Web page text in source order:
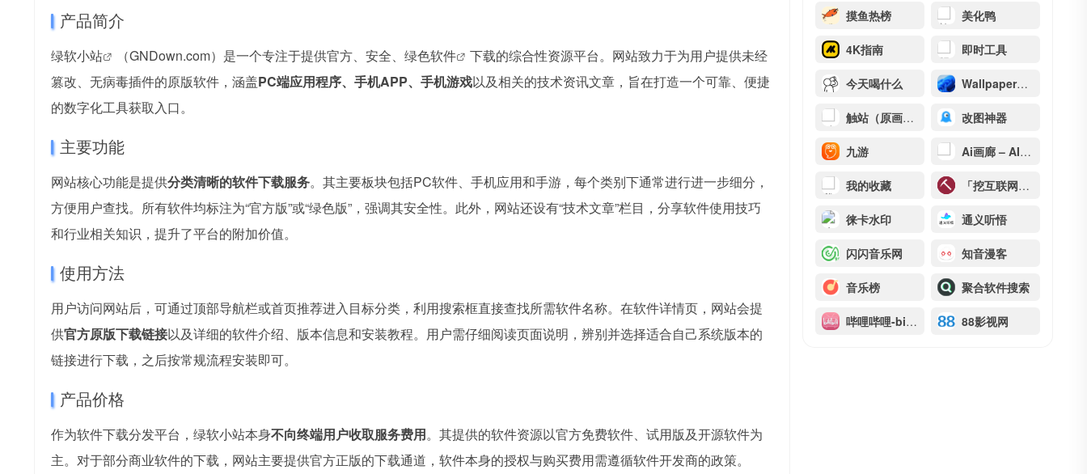
产品简介
绿软小站 （GNDown.com）是一个专注于提供官方、安全、 绿色软件
下载的综合性资源平台。网站致力于为用户提供未经
篡改、无病毒插件的原版软件，涵盖PC端应用程序、手机APP、手机游戏以及相关的技术资讯文章，旨在打造一个可靠、便捷
的数字化工具获取入口。
主要功能
网站核心功能是提供分类清晰的软件下载服务。其主要板块包括PC软件、手机应用和手游，每个类别下通常进行进一步细分，
方便用户查找。所有软件均标注为“官方版”或“绿色版”，强调其安全性。此外，网站还设有“技术文章”栏目，分享软件使用技巧
和行业相关知识，提升了平台的附加价值。
使用方法
用户访问网站后，可通过顶部导航栏或首页推荐进入目标分类，利用搜索框直接查找所需软件名称。在软件详情页，网站会提
供官方原版下载链接以及详细的软件介绍、版本信息和安装教程。用户需仔细阅读页面说明，辨别并选择适合自己系统版本的
链接进行下载，之后按常规流程安装即可。
产品价格
作为软件下载分发平台，绿软小站本身不向终端用户收取服务费用。其提供的软件资源以官方免费软件、试用版及开源软件为
主。对于部分商业软件的下载，网站主要提供官方正版的下载通道，软件本身的授权与购买费用需遵循软件开发商的政策。
摸鱼热榜 美化鸭
4K指南 即时工具
今天喝什么 WallpaperHub
触站（原画师通） 改图神器
九游 Ai画廊 – AI关键词生成器
我的收藏 「挖互联网」・ 发现有趣有用的互联网 ・ Tigg.cc
徕卡水印 通义听悟
闪闪音乐网 知音漫客
音乐榜 聚合软件搜索
哔哩哔哩-bilibili 88影视网